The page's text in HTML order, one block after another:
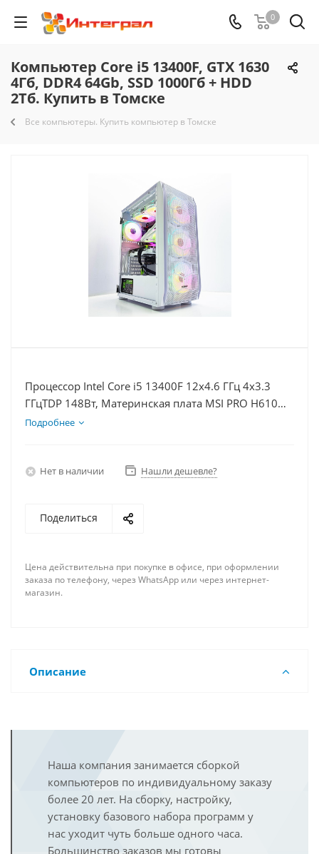
0
Компьютер Core i5 13400F, GTX 1630
4Гб, DDR4 64Gb, SSD 1000Гб + HDD
2Тб. Купить в Томске
Все компьютеры. Купить компьютер в Томске
Процессор Intel Core i5 13400F 12x4.6 ГГц 4x3.3
ГГцTDP 148Вт, Материнская плата MSI PRO H610M-
E, Видеокарта GTX 1630 4Гб, Память DDR4 64Gb,
Подробнее
Нет в наличии Нашли дешевле?
Поделиться
Цена действительна при покупке в офисе, при оформлении
заказа по телефону, через WhatsApp или через интернет-
магазин.
Описание
Наша компания занимается сборкой
компьютеров по индивидуальному заказу
более 20 лет. На сборку, настройку,
установку базового набора программ у
нас уходит чуть больше одного часа.
Большинство заказов мы готовы